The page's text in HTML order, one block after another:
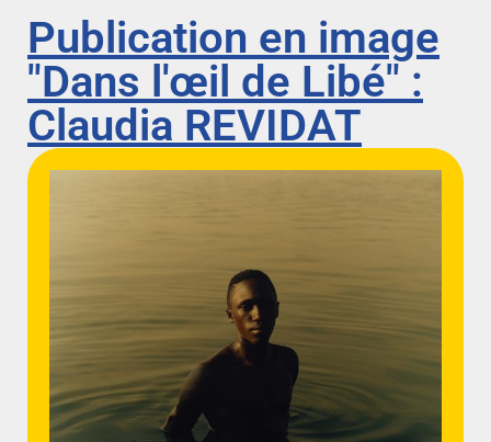
Publication en image
"Dans l'œil de Libé" :
Claudia REVIDAT